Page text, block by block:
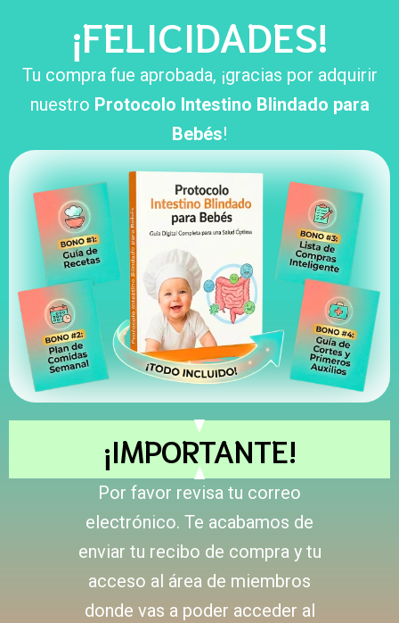
¡FELICIDADES!
Tu compra fue aprobada, ¡gracias por adquirir
nuestro Protocolo Intestino Blindado para
Bebés!
¡IMPORTANTE!
Por favor revisa tu correo
electrónico. Te acabamos de
enviar tu recibo de compra y tu
acceso al área de miembros
donde vas a poder acceder al